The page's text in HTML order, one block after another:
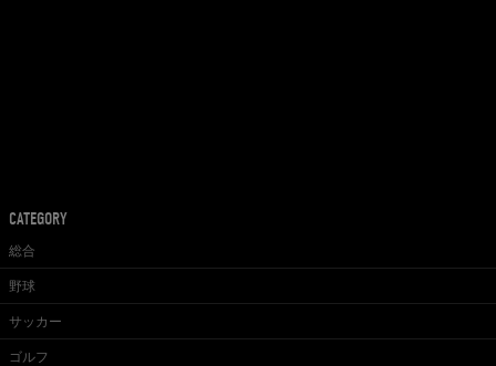
CATEGORY
総合
野球
サッカー
ゴルフ